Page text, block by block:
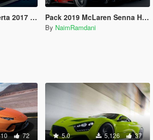
and Sounds Pack 2019 McLaren Senna Handling and Sounds 1.4
By NaimRamdani
72 5.0 5,126 37